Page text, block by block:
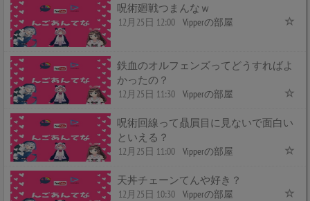
呪術廻戦つまんなｗ
12月25日 12:00 Vipperの部屋
鉄血のオルフェンズってどうすればよ
かったの？
12月25日 11:30 Vipperの部屋
呪術回線って贔屓目に見ないで面白い
といえる？
12月25日 11:00 Vipperの部屋
天丼チェーンてんや好き？
12月25日 10:30 Vipperの部屋